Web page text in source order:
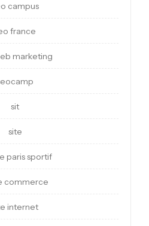
campus
france
marketing
sit
site
paris sportif
commerce
internet